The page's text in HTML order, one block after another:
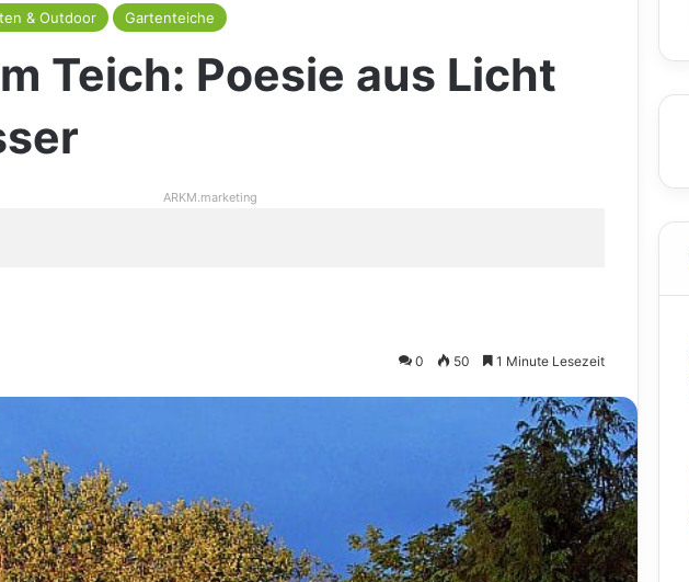
& Outdoor Gartenteiche
Teich: Poesie aus Licht
ARKM.marketing
0 50 1 Minute Lesezeit